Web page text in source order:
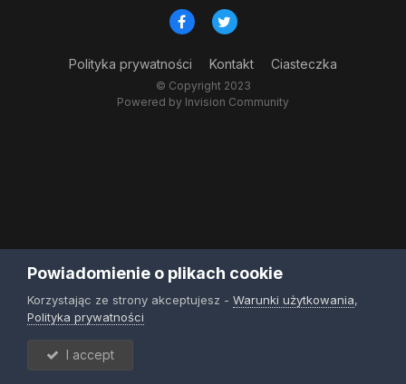
Polityka prywatności Kontakt Ciasteczka
© Copyright 2023
Powered by Invision Community
Powiadomienie o plikach cookie
Korzystając ze strony akceptujesz - Warunki użytkowania,
Polityka prywatności
I accept